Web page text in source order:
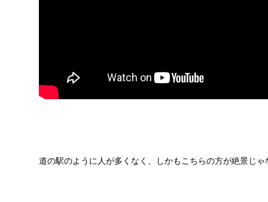
道の駅のように人が多くなく、しかもこちらの方が絶景じ